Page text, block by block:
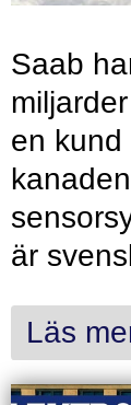
Saab
en kund
är
Läs